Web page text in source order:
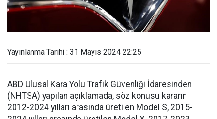
Yayınlanma Tarihi : 31 Mayıs 2024 22:25
ABD Ulusal Kara Yolu Trafik Güvenliği İdaresinden
(NHTSA) yapılan açıklamada, söz konusu kararın
2012-2024 yılları arasında üretilen Model S, 2015-